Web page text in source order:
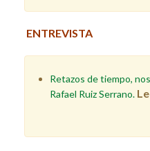
ENTREVISTA
Retazos de tiempo,
Rafael Ruiz Serrano.